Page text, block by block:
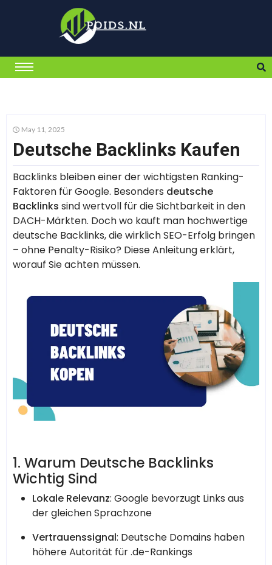
May 11, 2025
Deutsche Backlinks Kaufen
Backlinks bleiben einer der wichtigsten Ranking-
Faktoren für Google. Besonders deutsche
Backlinks sind wertvoll für die Sichtbarkeit in den
DACH-Märkten. Doch wo kauft man hochwertige
deutsche Backlinks, die wirklich SEO-Erfolg bringen
– ohne Penalty-Risiko? Diese Anleitung erklärt,
worauf Sie achten müssen.
1. Warum Deutsche Backlinks
Wichtig Sind
Lokale Relevanz: Google bevorzugt Links aus
der gleichen Sprachzone
Vertrauenssignal: Deutsche Domains haben
höhere Autorität für .de-Rankings